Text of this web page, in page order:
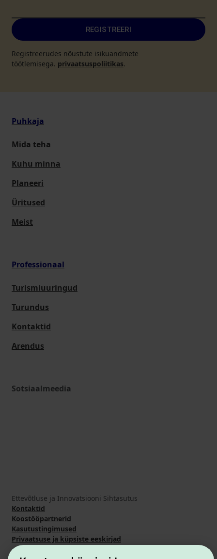
REGISTREERI
Registreerudes nõustute isikuandmete
töötlemisega. privaatsuspoliitikas.
Puhkaja
Mida teha
Kuhu minna
Planeeri
Üritused
Meist
Professionaal
Turismiuuringud
Turundus
Kontaktid
Arendus
Sotsiaalmeedia
Ettevõtluse ja Innovatsiooni Sihtasutus
Kontaktid
Koostööpartnerid
Kasutustingimused
Privaatsuse ja küpsiste eeskirjad